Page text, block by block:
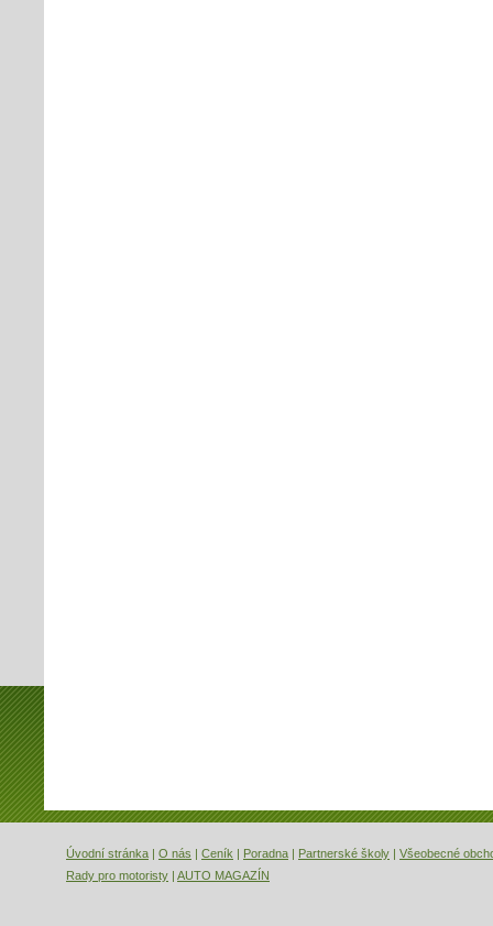
Úvodní stránka | O nás | Ceník | Poradna | Partnerské školy | Všeobecné
Rady pro motoristy | AUTO MAGAZÍN